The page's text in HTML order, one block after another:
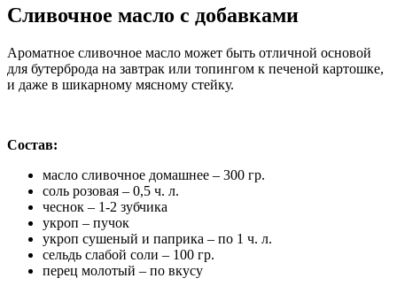
Сливочное масло с добавками
Ароматное сливочное масло может быть отличной основой
для бутерброда на завтрак или топингом к печеной картошке,
и даже в шикарному мясному стейку.
Состав:
масло сливочное домашнее – 300 гр.
соль розовая – 0,5 ч. л.
чеснок – 1-2 зубчика
укроп – пучок
укроп сушеный и паприка – по 1 ч. л.
сельдь слабой соли – 100 гр.
перец молотый – по вкусу